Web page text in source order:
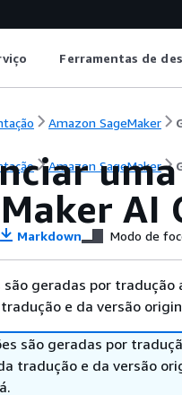
Ferramentas de
Amazon SageMaker
Amazon SageMaker
AI
Markdown Modo de
são geradas por
e da versão
são geradas por
tradução e da versão